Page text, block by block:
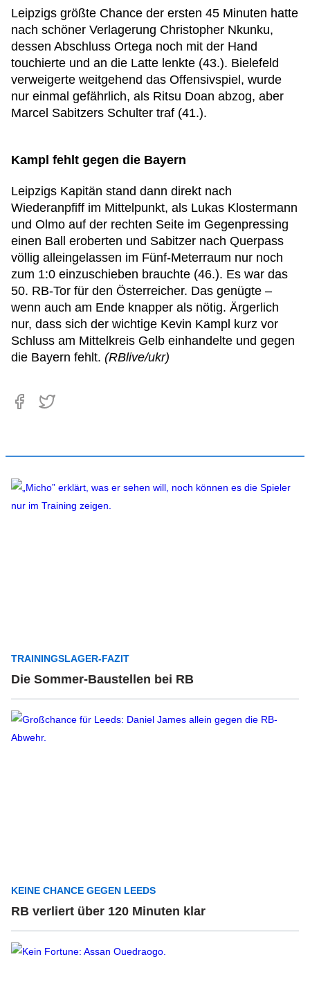
Leipzigs größte Chance der ersten 45 Minuten hatte
nach schöner Verlagerung Christopher Nkunku,
dessen Abschluss Ortega noch mit der Hand
touchierte und an die Latte lenkte (43.). Bielefeld
verweigerte weitgehend das Offensivspiel, wurde
nur einmal gefährlich, als Ritsu Doan abzog, aber
Marcel Sabitzers Schulter traf (41.).
Kampl fehlt gegen die Bayern
Leipzigs Kapitän stand dann direkt nach
Wiederanpfiff im Mittelpunkt, als Lukas Klostermann
und Olmo auf der rechten Seite im Gegenpressing
einen Ball eroberten und Sabitzer nach Querpass
völlig alleingelassen im Fünf-Meterraum nur noch
zum 1:0 einzuschieben brauchte (46.). Es war das
50. RB-Tor für den Österreicher. Das genügte –
wenn auch am Ende knapper als nötig. Ärgerlich
nur, dass sich der wichtige Kevin Kampl kurz vor
Schluss am Mittelkreis Gelb einhandelte und gegen
die Bayern fehlt. (RBlive/ukr)
TRAININGSLAGER-FAZIT
Die Sommer-Baustellen bei RB
KEINE CHANCE GEGEN LEEDS
RB verliert über 120 Minuten klar